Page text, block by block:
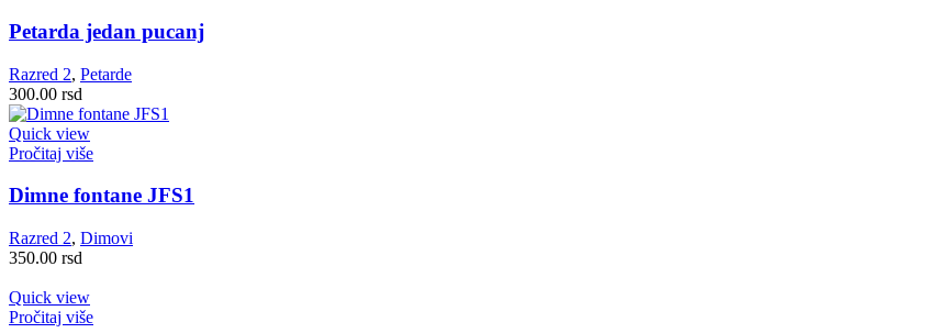
Petarda jedan pucanj
Razred 2, Petarde
300.00 rsd
Quick view
Pročitaj više
Dimne fontane JFS1
Razred 2, Dimovi
350.00 rsd
Quick view
Pročitaj više